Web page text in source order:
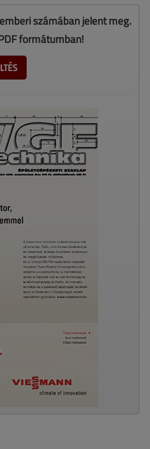
számában jelent meg.
formátumban!